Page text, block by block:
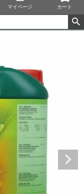
マイページ カート